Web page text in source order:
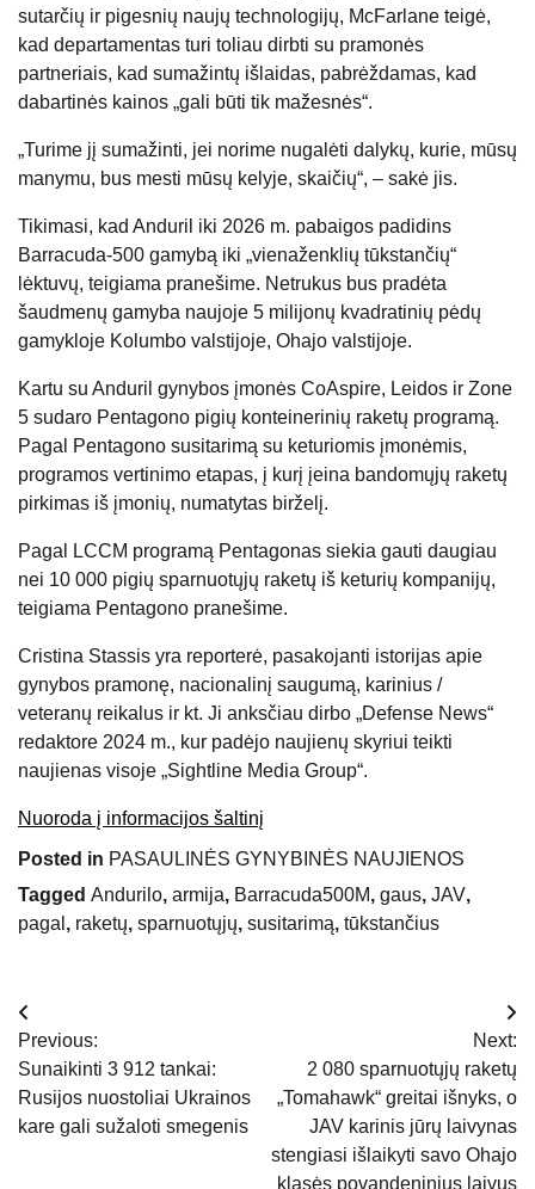
sutarčių ir pigesnių naujų technologijų, McFarlane teigė,
kad departamentas turi toliau dirbti su pramonės
partneriais, kad sumažintų išlaidas, pabrėždamas, kad
dabartinės kainos „gali būti tik mažesnės“.
„Turime jį sumažinti, jei norime nugalėti dalykų, kurie, mūsų
manymu, bus mesti mūsų kelyje, skaičių“, – sakė jis.
Tikimasi, kad Anduril iki 2026 m. pabaigos padidins
Barracuda-500 gamybą iki „vienaženklių tūkstančių“
lėktuvų, teigiama pranešime. Netrukus bus pradėta
šaudmenų gamyba naujoje 5 milijonų kvadratinių pėdų
gamykloje Kolumbo valstijoje, Ohajo valstijoje.
Kartu su Anduril gynybos įmonės CoAspire, Leidos ir Zone
5 sudaro Pentagono pigių konteinerinių raketų programą.
Pagal Pentagono susitarimą su keturiomis įmonėmis,
programos vertinimo etapas, į kurį įeina bandomųjų raketų
pirkimas iš įmonių, numatytas birželį.
Pagal LCCM programą Pentagonas siekia gauti daugiau
nei 10 000 pigių sparnuotųjų raketų iš keturių kompanijų,
teigiama Pentagono pranešime.
Cristina Stassis yra reporterė, pasakojanti istorijas apie
gynybos pramonę, nacionalinį saugumą, karinius /
veteranų reikalus ir kt. Ji anksčiau dirbo „Defense News“
redaktore 2024 m., kur padėjo naujienų skyriui teikti
naujienas visoje „Sightline Media Group“.
Nuoroda į informacijos šaltinį
Posted in PASAULINĖS GYNYBINĖS NAUJIENOS
Tagged Andurilo, armija, Barracuda500M, gaus, JAV,
pagal , raketų, sparnuotųjų, susitarimą, tūkstančius
Navigacija
tarp
įrašų
Previous:
Sunaikinti 3 912 tankai:
Rusijos nuostoliai Ukrainos
kare gali sužaloti smegenis
Next:
2 080 sparnuotųjų raketų
„Tomahawk“ greitai išnyks, o
JAV karinis jūrų laivynas
stengiasi išlaikyti savo Ohajo
klasės povandeninius laivus